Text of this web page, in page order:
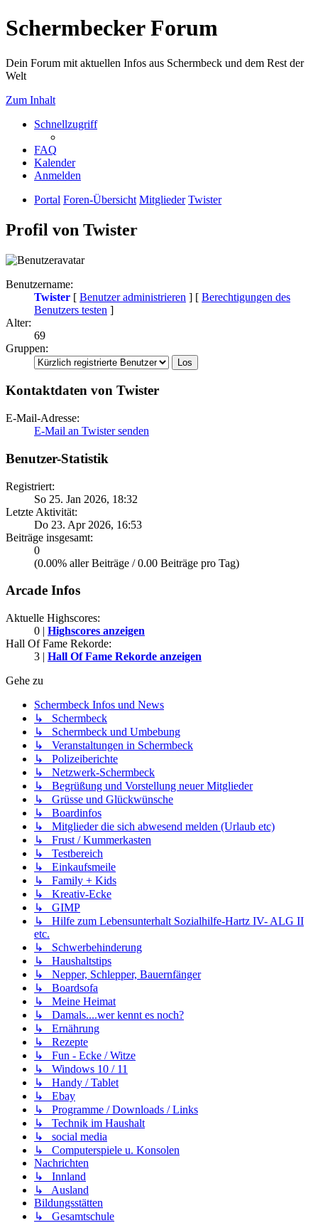
Schermbecker Forum
Dein Forum mit aktuellen Infos aus Schermbeck und dem Rest der
Welt
Zum Inhalt
Schnellzugriff
FAQ
Kalender
Anmelden
Portal Foren-Übersicht Mitglieder Twister
Profil von Twister
Benutzername:
Twister [ Benutzer administrieren ] [ Berechtigungen des
Benutzers testen ]
Alter:
69
Gruppen:
Kontaktdaten von Twister
E-Mail-Adresse:
E-Mail an Twister senden
Benutzer-Statistik
Registriert:
So 25. Jan 2026, 18:32
Letzte Aktivität:
Do 23. Apr 2026, 16:53
Beiträge insgesamt:
0
(0.00% aller Beiträge / 0.00 Beiträge pro Tag)
Arcade Infos
Aktuelle Highscores:
0 | Highscores anzeigen
Hall Of Fame Rekorde:
3 | Hall Of Fame Rekorde anzeigen
Gehe zu
Schermbeck Infos und News
↳ Schermbeck
↳ Schermbeck und Umbebung
↳ Veranstaltungen in Schermbeck
↳ Polizeiberichte
↳ Netzwerk-Schermbeck
↳ Begrüßung und Vorstellung neuer Mitglieder
↳ Grüsse und Glückwünsche
↳ Boardinfos
↳ Mitglieder die sich abwesend melden (Urlaub etc)
↳ Frust / Kummerkasten
↳ Testbereich
↳ Einkaufsmeile
↳ Family + Kids
↳ Kreativ-Ecke
↳ GIMP
↳ Hilfe zum Lebensunterhalt Sozialhilfe-Hartz IV- ALG II
etc.
↳ Schwerbehinderung
↳ Haushaltstips
↳ Nepper, Schlepper, Bauernfänger
↳ Boardsofa
↳ Meine Heimat
↳ Damals....wer kennt es noch?
↳ Ernährung
↳ Rezepte
↳ Fun - Ecke / Witze
↳ Windows 10 / 11
↳ Handy / Tablet
↳ Ebay
↳ Programme / Downloads / Links
↳ Technik im Haushalt
↳ social media
↳ Computerspiele u. Konsolen
Nachrichten
↳ Innland
↳ Ausland
Bildungsstätten
↳ Gesamtschule